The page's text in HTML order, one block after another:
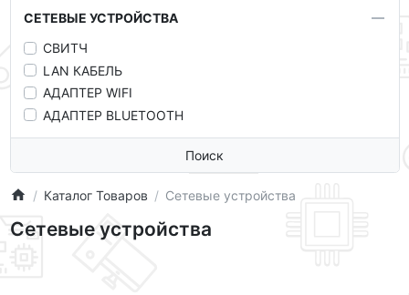
СЕТЕВЫЕ УСТРОЙСТВА
СВИТЧ
LAN КАБЕЛЬ
АДАПТЕР WIFI
АДАПТЕР BLUETOOTH
Поиск
Каталог Товаров Сетевые устройства
Сетевые устройства